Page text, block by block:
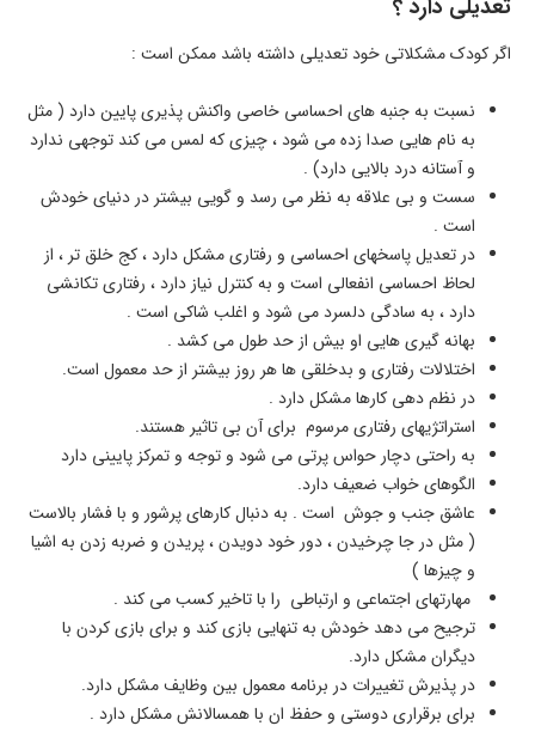
تعدیلی دارد ؟
اگر کودک مشکلاتی خود تعدیلی داشته باشد ممکن است :
نسبت به جنبه های احساسی خاصی واکنش پذیری پایین دارد ( مثل
به نام هایی صدا زده می شود ، چیزی که لمس می کند توجهی ندارد
و آستانه درد بالایی دارد) .
سست و بی علاقه به نظر می رسد و گویی بیشتر در دنیای خودش
است .
در تعدیل پاسخهای احساسی و رفتاری مشکل دارد ، کج خلق تر ، از
لحاظ احساسی انفعالی است و به کنترل نیاز دارد ، رفتاری تکانشی
دارد ، به سادگی دلسرد می شود و اغلب شاکی است .
بهانه گیری هایی او بیش از حد طول می کشد .
اختلالات رفتاری و بدخلقی ها هر روز بیشتر از حد معمول است.
در نظم دهی کارها مشکل دارد .
استراتژیهای رفتاری مرسوم برای آن بی تاثیر هستند.
به راحتی دچار حواس پرتی می شود و توجه و تمرکز پایینی دارد
الگوهای خواب ضعیف دارد.
عاشق جنب و جوش است . به دنبال کارهای پرشور و با فشار بالاست
( مثل در جا چرخیدن ، دور خود دویدن ، پریدن و ضربه زدن به اشیا
و چیزها )
مهارتهای اجتماعی و ارتباطی را با تاخیر کسب می کند .
ترجیح می دهد خودش به تنهایی بازی کند و برای بازی کردن با
دیگران مشکل دارد.
در پذیرش تغییرات در برنامه معمول بین وظایف مشکل دارد.
برای برقراری دوستی و حفظ ان با همسالانش مشکل دارد .